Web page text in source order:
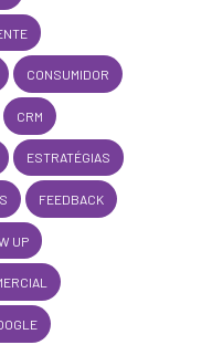
CONSUMIDOR
CRM
ESTRATÉGIAS
FEEDBACK
UP